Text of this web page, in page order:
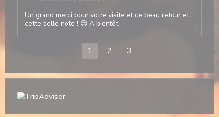
Un grand merci pour votre visite et ce beau retour et
cette belle note ! 😊 A bientôt
1 2 3